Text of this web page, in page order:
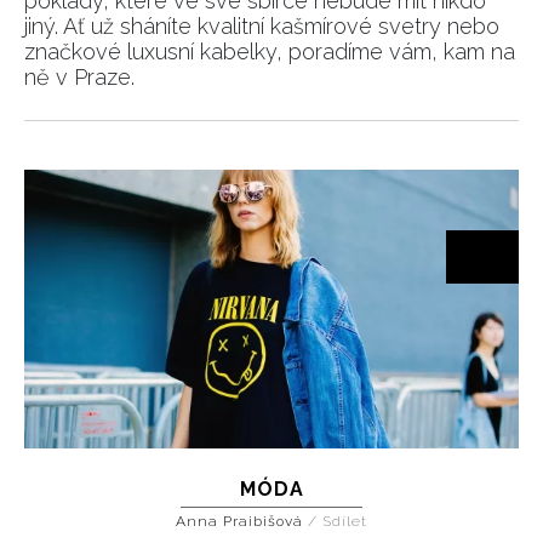
jiný. Ať už sháníte kvalitní kašmírové svetry nebo
značkové luxusní kabelky, poradíme vám, kam na
ně v Praze.
MÓDA
Anna Praibišová / Sdílet